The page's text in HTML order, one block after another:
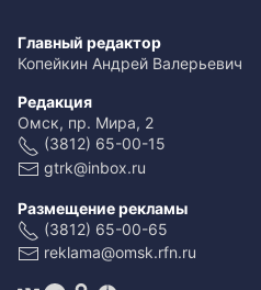
Главный редактор
Копейкин Андрей Валерьевич
Редакция
Омск, пр. Мира, 2
(3812) 65-00-15
gtrk@inbox.ru
Размещение рекламы
(3812) 65-00-65
reklama@omsk.rfn.ru